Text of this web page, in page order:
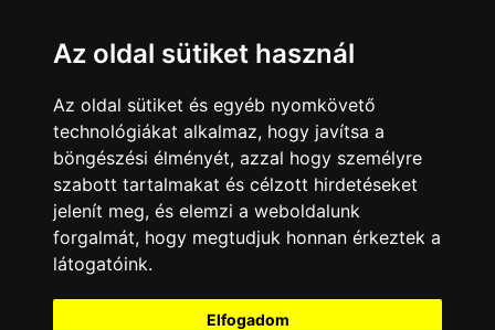
Az oldal sütiket használ
Az oldal sütiket és egyéb nyomkövető
technológiákat alkalmaz, hogy javítsa a
böngészési élményét, azzal hogy személyre
szabott tartalmakat és célzott hirdetéseket
jelenít meg, és elemzi a weboldalunk
forgalmát, hogy megtudjuk honnan érkeztek a
látogatóink.
Elfogadom